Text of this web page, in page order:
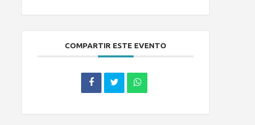
COMPARTIR ESTE EVENTO